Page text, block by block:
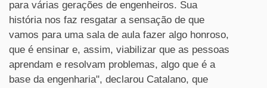
para várias gerações de engenheiros. Sua
história nos faz resgatar a sensação de que
vamos para uma sala de aula fazer algo honroso,
que é ensinar e, assim, viabilizar que as pessoas
aprendam e resolvam problemas, algo que é a
base da engenharia", declarou Catalano, que